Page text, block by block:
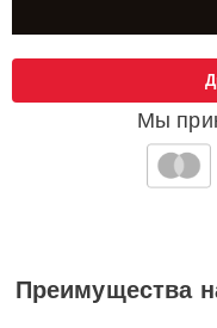
Мы
Преимущества